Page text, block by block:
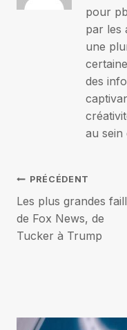
pour
par les
une
des
au sein
Navigation
de
PRÉCÉDENT
Les plus grandes
de Fox News, de
Tucker à Trump